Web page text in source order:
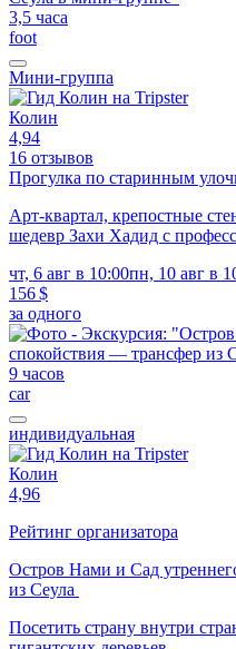
3,5 часа
foot
Мини-группа
Колин
4,94
16 отзывов
Прогулка по старинным
Арт-квартал, крепостные
шедевр Захи Хадид с
чт, 6 авг в 10:00пн, 10 авг в
156 $
за одного
9 часов
car
индивидуальная
Колин
4,96
Рейтинг организатора
Остров Нами и Сад
из Сеула
Посетить страну внутри